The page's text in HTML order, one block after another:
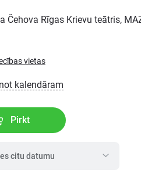
Čehova Rīgas Krievu teātris,
vietas
kalendāram
Pirkt
citu datumu